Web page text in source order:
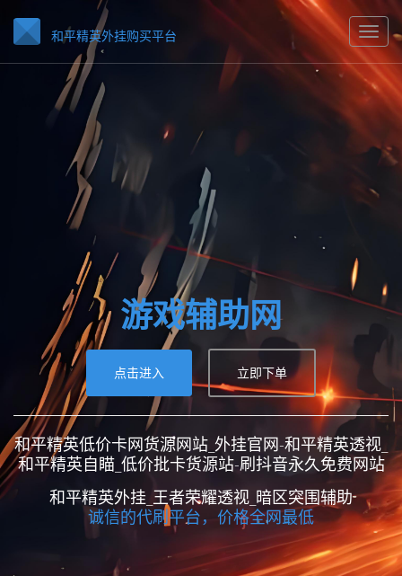
和平精英外挂购买平台
游戏辅助网
点击进入 立即下单
和平精英低价卡网货源网站_外挂官网-和平精英透视_
和平精英自瞄_低价批卡货源站-刷抖音永久免费网站
和平精英外挂_王者荣耀透视_暗区突围辅助
诚信的代刷平台，价格全网最低